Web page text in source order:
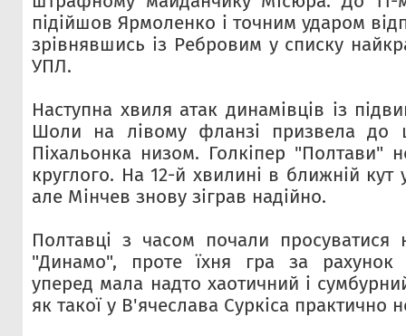
підійшов Ярмоленко і точним ударом
зрівнявшись із Ребровим у списку
УПЛ.
Наступна хвиля атак динамівців із
Шоли на лівому фланзі призвела до
Пiхальонка низом. Голкіпер "Полтави"
круглого. На 12-й хвилині в ближній
але Мінчев знову зіграв надійно.
Полтавці з часом почали
"Динамо", проте їхня гра за рахунок
уперед мала надто хаотичний і
як такої у В'ячеслава Суркіса практично